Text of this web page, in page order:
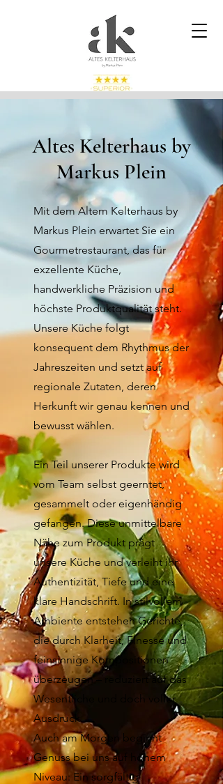
Altes Kelterhaus by
Markus Plein
Mit dem Altem Kelterhaus by
Markus Plein erwartet Sie ein
Gourmetrestaurant, das für
exzellente Küche,
handwerkliche Präzision und
höchste Produktqualität steht.
Unsere Küche folgt
konsequent dem Rhythmus der
Jahreszeiten und setzt auf
regionale Zutaten, deren
Herkunft wir genau kennen und
bewusst wählen.
Ein Teil unserer Produkte wird
vom Team selbst geerntet,
gesammelt oder eigenhändig
gefangen. Diese unmittelbare
Nähe zum Produkt prägt
unsere Küche und verleiht ihr
Authentizität, Tiefe und eine
klare Handschrift. In stilvollem
Ambiente entstehen Gerichte,
die durch Klarheit, Finesse und
feinsinnige Kompositionen
überzeugen – reduziert auf das
Wesentliche und doch voller
Ausdruck.
Auch am Morgen beginnt
Genuss bei uns auf hohem
Niveau: Ein sorgfältig